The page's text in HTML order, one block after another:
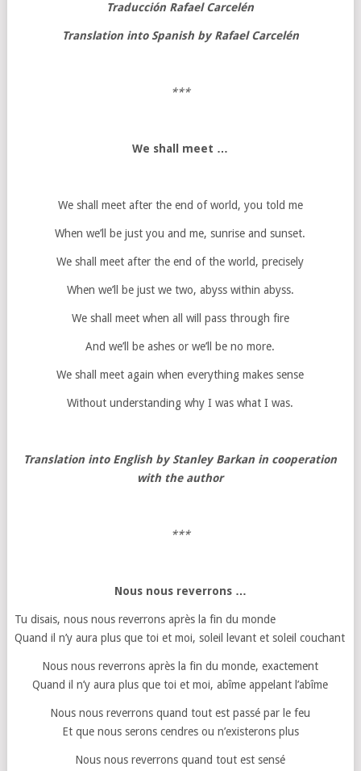
Traducción Rafael Carcelén
Translation into Spanish by Rafael Carcelén
***
We shall meet …
We shall meet after the end of world, you told me
When we’ll be just you and me, sunrise and sunset.
We shall meet after the end of the world, precisely
When we’ll be just we two, abyss within abyss.
We shall meet when all will pass through fire
And we’ll be ashes or we’ll be no more.
We shall meet again when everything makes sense
Without understanding why I was what I was.
Translation into English by Stanley Barkan in cooperation
with the author
***
Nous nous reverrons …
Tu disais, nous nous reverrons après la fin du monde
Quand il n’y aura plus que toi et moi, soleil levant et soleil couchant
Nous nous reverrons après la fin du monde, exactement
Quand il n’y aura plus que toi et moi, abîme appelant l’abîme
Nous nous reverrons quand tout est passé par le feu
Et que nous serons cendres ou n’existerons plus
Nous nous reverrons quand tout est sensé